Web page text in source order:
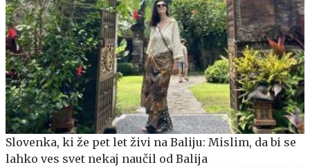
Slovenka, ki že pet let živi na Baliju: Mislim, da bi se
lahko ves svet nekaj naučil od Balija